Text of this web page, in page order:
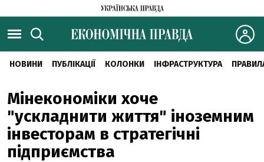
НОВИНИ ПУБЛІКАЦІЇ КОЛОНКИ ІНФРАСТРУКТУРА
Мінекономіки хоче
"ускладнити життя" іноземним
інвесторам в стратегічні
підприємства